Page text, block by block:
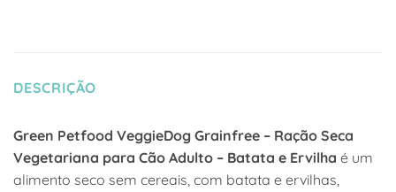
DESCRIÇÃO
Green Petfood VeggieDog Grainfree – Ração Seca
Vegetariana para Cão Adulto – Batata e Ervilha é um
alimento seco sem cereais, com batata e ervilhas,